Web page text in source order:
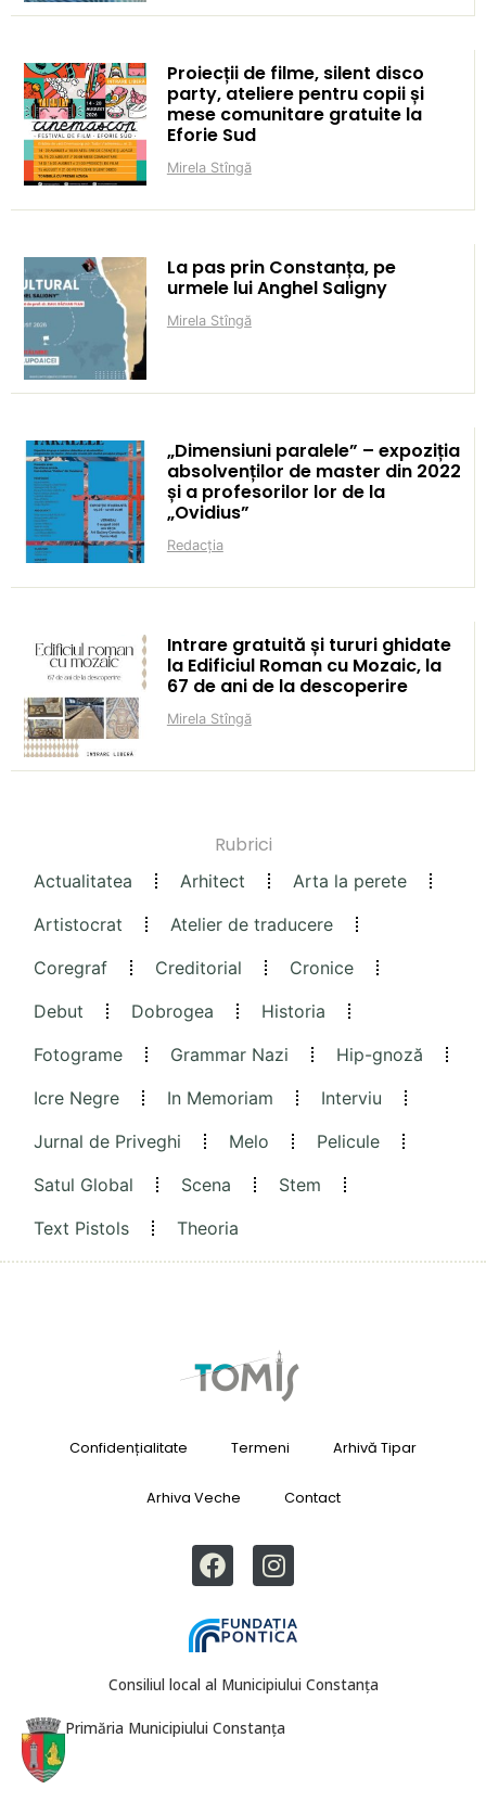
Proiecții de filme, silent disco
party, ateliere pentru copii și
mese comunitare gratuite la
Eforie Sud
Mirela Stîngă
La pas prin Constanța, pe
urmele lui Anghel Saligny
Mirela Stîngă
„Dimensiuni paralele” – expoziția
absolvenților de master din 2022
și a profesorilor lor de la
„Ovidius”
Redacția
Intrare gratuită și tururi ghidate
la Edificiul Roman cu Mozaic, la
67 de ani de la descoperire
Mirela Stîngă
Rubrici
Actualitatea Arhitect
Arta la perete
Artistocrat
Atelier de traducere
Coregraf
Creditorial
Cronice
Debut
Dobrogea
Historia
Fotograme
Grammar Nazi
Hip-gnoză
Icre Negre
In Memoriam
Interviu
Jurnal de Priveghi
Melo
Pelicule
Satul Global
Scena
Stem
Text Pistols
Theoria
Confidențialitate Termeni Arhivă Tipar
Arhiva Veche Contact
Consiliul local al Municipiului Constanța
Primăria Municipiului Constanța